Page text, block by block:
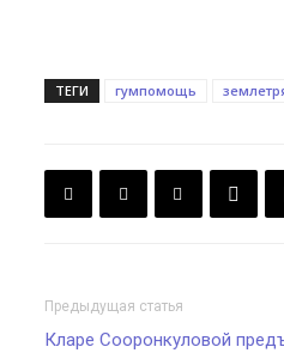
ТЕГИ гумпомощь
Предыдущая статья
Кларе Сооронкуловой